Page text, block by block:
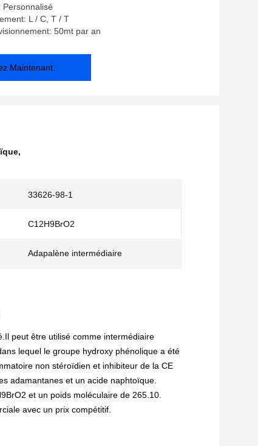
Personnalisé
L / C, T / T
50mt par an
Maintenant.
,
33626-98-1
C12H9BrO2
Adapalène intermédiaire
peut être utilisé comme intermédiaire
lequel le groupe hydroxy phénolique a été
non stéroïdien et inhibiteur de la CE
adamantanes et un acide naphtoïque.
et un poids moléculaire de 265.10.
avec un prix compétitif.